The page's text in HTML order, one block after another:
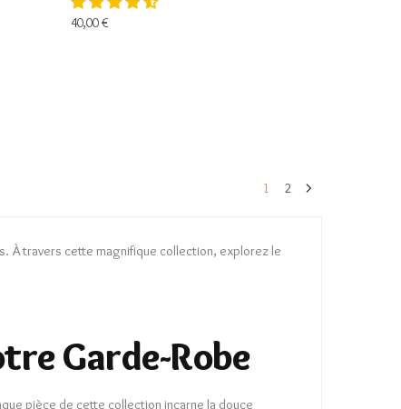
40,00€
1 2
À travers cette magnifique collection, explorez le
Garde-Robe
pièce de cette collection incarne la douce